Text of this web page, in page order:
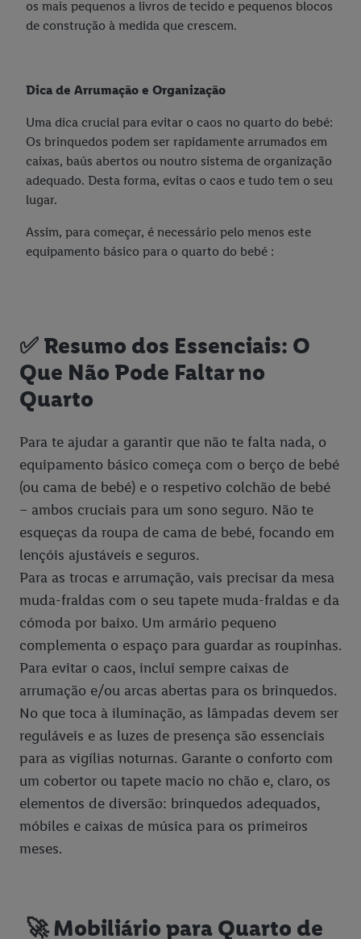
os mais pequenos a livros de tecido e pequenos blocos
de construção à medida que crescem.
Dica de Arrumação e Organização
Uma dica crucial para evitar o caos no quarto do bebé:
Os brinquedos podem ser rapidamente arrumados em
caixas, baús abertos ou noutro sistema de organização
adequado. Desta forma, evitas o caos e tudo tem o seu
lugar.
Assim, para começar, é necessário pelo menos este
equipamento básico para o quarto do bebé :
✅ Resumo dos Essenciais: O
Que Não Pode Faltar no
Quarto
Para te ajudar a garantir que não te falta nada, o
equipamento básico começa com o berço de bebé
(ou cama de bebé) e o respetivo colchão de bebé
– ambos cruciais para um sono seguro. Não te
esqueças da roupa de cama de bebé, focando em
lençóis ajustáveis e seguros.
Para as trocas e arrumação, vais precisar da mesa
muda-fraldas com o seu tapete muda-fraldas e da
cómoda por baixo. Um armário pequeno
complementa o espaço para guardar as roupinhas.
Para evitar o caos, inclui sempre caixas de
arrumação e/ou arcas abertas para os brinquedos.
No que toca à iluminação, as lâmpadas devem ser
reguláveis e as luzes de presença são essenciais
para as vigílias noturnas. Garante o conforto com
um cobertor ou tapete macio no chão e, claro, os
elementos de diversão: brinquedos adequados,
móbiles e caixas de música para os primeiros
meses.
🚀 Mobiliário para Quarto de